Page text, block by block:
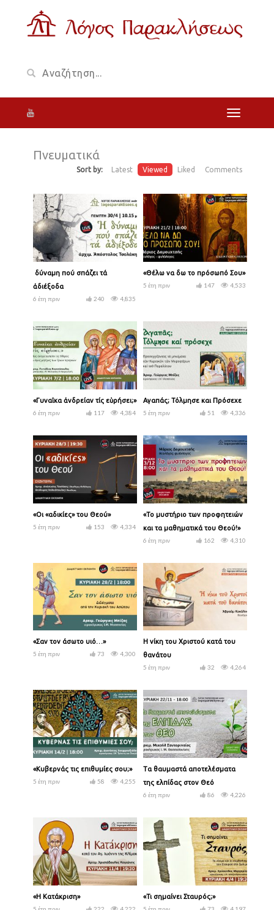
Πνευματικά
Sort by: Latest Viewed Liked Comments
Ἡ δύναμη πού σπάζει τά
ἀδιέξοδα
6 έτη πριν
4,835
240
«Θέλω να δω το πρόσωπό Σου»
5 έτη πριν
4,533
147
«Γυναῖκα ἀνδρείαν τίς εὑρήσει;»
6 έτη πριν
4,384
117
Αγαπάς; Τόλμησε και Πρόσεχε
5 έτη πριν
4,336
51
«Οι «αδικίες» του Θεού»
5 έτη πριν
4,334
153
«Το μυστήριο των προφητειών
και τα μαθηματικά του Θεού!»
6 έτη πριν
4,310
162
«Σαν τον άσωτο υιό…»
5 έτη πριν
4,300
73
Η νίκη του Χριστού κατά του
θανάτου
5 έτη πριν
4,264
32
«Κυβερνάς τις επιθυμίες σου;»
5 έτη πριν
4,255
58
Τα θαυμαστά αποτελέσματα
της ελπίδας στον Θεό
6 έτη πριν
4,226
86
«Η Κατάκριση»
«Τι σημαίνει Σταυρός;»